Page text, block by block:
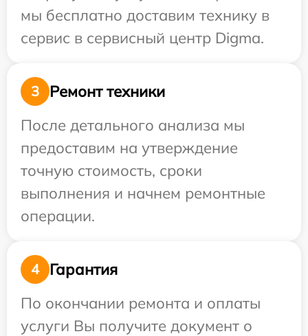
мы бесплатно доставим технику в
сервис в сервисный центр Digma.
3
Ремонт техники
После детального анализа мы
предоставим на утверждение
точную стоимость, сроки
выполнения и начнем ремонтные
операции.
4
Гарантия
По окончании ремонта и оплаты
услуги Вы получите документ о